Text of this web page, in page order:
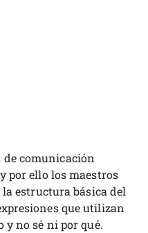
de comunicación
por ello los maestros
estructura básica del
que utilizan
y no sé ni por qué.